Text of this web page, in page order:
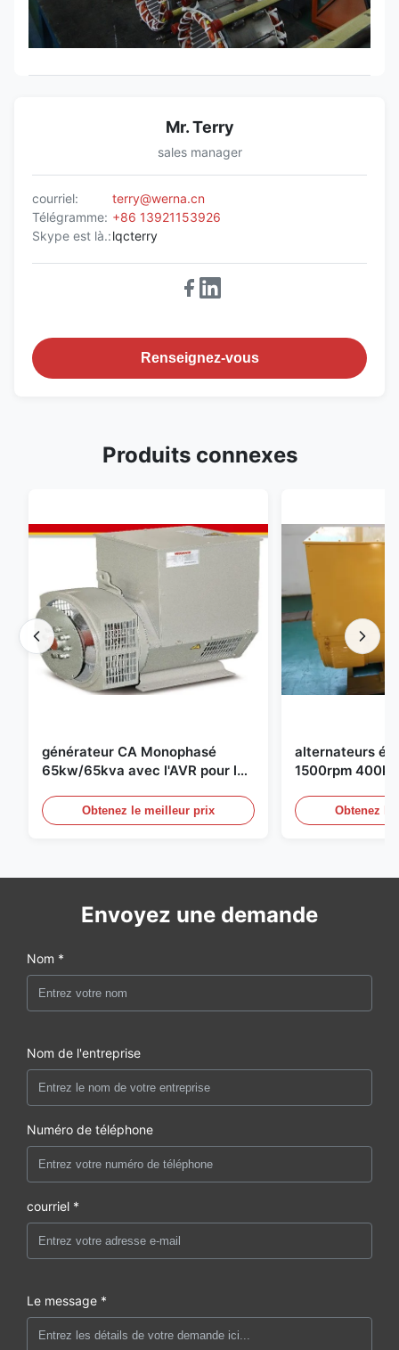
Mr. Terry
sales manager
courriel:
terry@werna.cn
Télégramme: +86 13921153926
Skype est là.:lqcterry
Renseignez-vous
Produits connexes
générateur CA Monophasé
65kw/65kva avec l'AVR pour le
Obtenez le meilleur prix
alternateurs
1500rpm
Obtenez
Envoyez une demande
Nom *
Nom de l'entreprise
Numéro de téléphone
courriel *
Le message *